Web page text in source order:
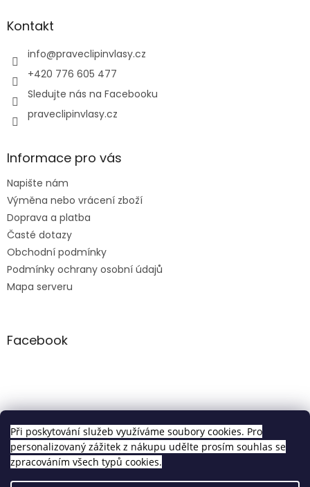
Při poskytování služeb využíváme soubory cookies. Pro
personalizovaný zážitek z nákupu udělte prosím souhlas se
zpracováním všech typů cookies.
aKontakt
info@praveclipinvlasy.cz
+420 776 605 477
Sledujte nás na Facebooku
praveclipinvlasy.cz
Informace pro vás
Napište nám
Výměna nebo vrácení zboží
Doprava a platba
Časté dotazy
Obchodní podmínky
Podmínky ochrany osobní údajů
Mapa serveru
Facebook
Clip in sety